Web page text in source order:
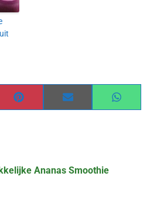
Share
on
Share
on
Share
on
Ananas Smoothie